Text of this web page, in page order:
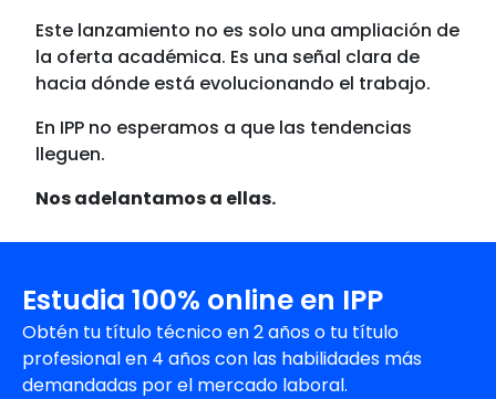
Este lanzamiento no es solo una ampliación de
la oferta académica. Es una señal clara de
hacia dónde está evolucionando el trabajo.
En IPP no esperamos a que las tendencias
lleguen.
Nos adelantamos a ellas.
Estudia 100% online en IPP
Obtén tu título técnico en 2 años o tu título
profesional en 4 años con las habilidades más
demandadas por el mercado laboral.